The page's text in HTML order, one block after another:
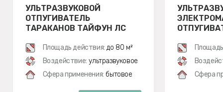
УЛЬТРАЗВУКОВОЙ
ОТПУГИВАТЕЛЬ
ТАРАКАНОВ ТАЙФУН ЛС
Площадь действия: до 80 м²
Воздействие: ультразвуковое
Сфера применения: бытовое
Сфера